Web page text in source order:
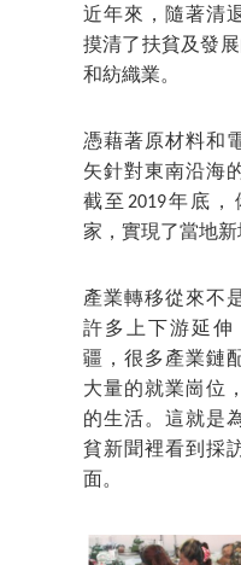
近年來，隨著清
摸清了扶貧及發
和紡織業。
憑藉著原材料和
矢針對東南沿海
截至2019年底
家，實現了當地新
產業轉移從來不
許多上下游延伸
疆，很多產業鏈
大量的就業崗位
的生活。這就是
貧新聞裡看到採
面。